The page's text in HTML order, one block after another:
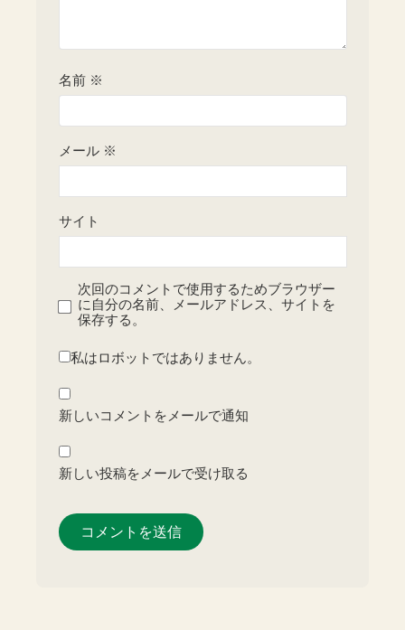
名前 ※
メール ※
サイト
次回のコメントで使用するためブラウザー
に自分の名前、メールアドレス、サイトを
保存する。
私はロボットではありません。
新しいコメントをメールで通知
新しい投稿をメールで受け取る